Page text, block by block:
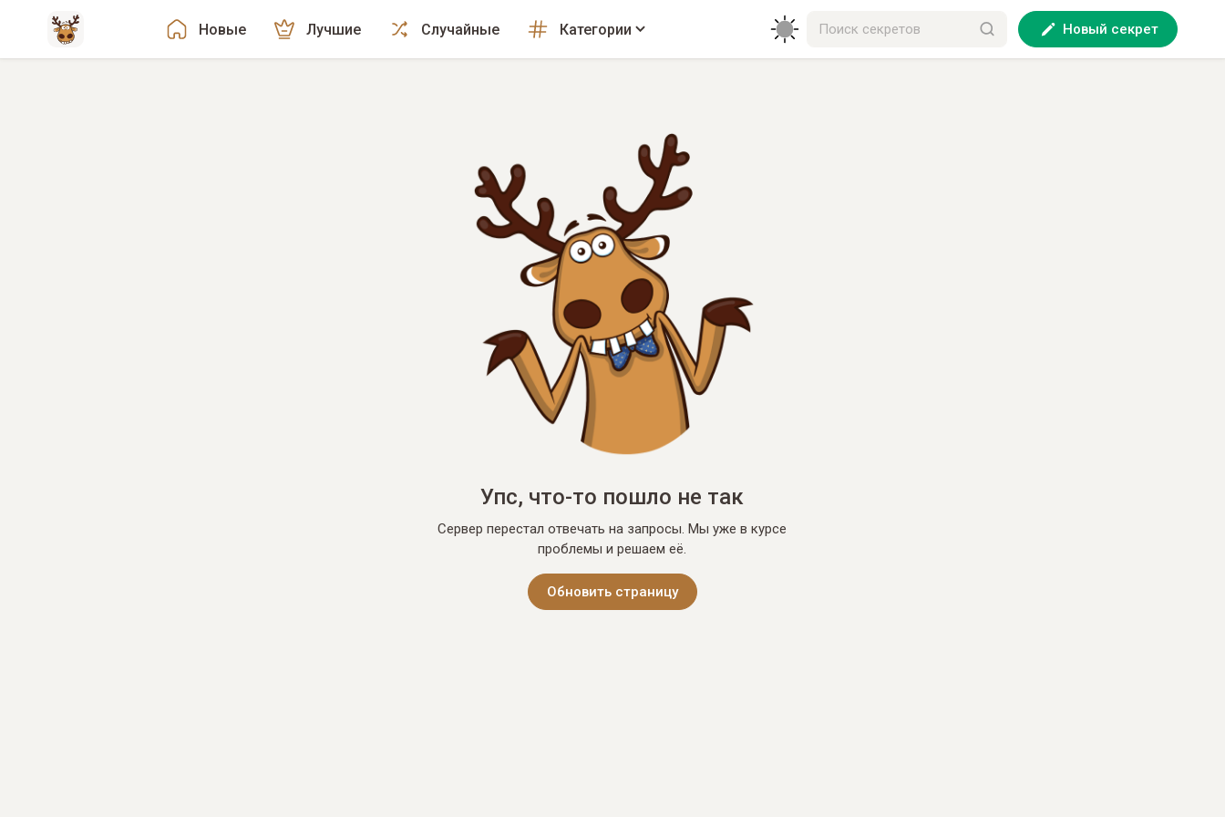
Новые Лучшие Случайные Категории Новый секрет
Упс, что-то пошло не так
Сервер перестал отвечать на запросы. Мы уже в курсе
проблемы и решаем её.
Обновить страницу